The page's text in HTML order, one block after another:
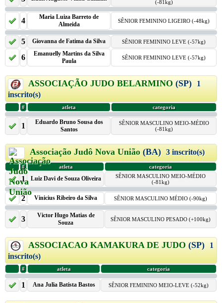
(-81kg)
4
Maria Luiza Barreto de
Almeida
SÊNIOR FEMININO LIGEIRO (-48kg)
5 Giovanna de Fatima da Silva SÊNIOR FEMININO LEVE (-57kg)
6
Emanuelly Martins da Silva
Paula
SÊNIOR FEMININO LEVE (-57kg)
ASSOCIAÇÃO JUDO BELARMINO (SP)
1
inscrito(s)
# atleta categoria
1
Eduardo Bruno Sousa dos
Santos
SÊNIOR MASCULINO MEIO-MÉDIO
(-81kg)
Associação Judô Nova União (BA) 3 inscrito(s)
# atleta categoria
1 Luiz Davi de Souza Oliveira
SÊNIOR MASCULINO MEIO-MÉDIO
(-81kg)
2 Vinicius Ribeiro da Silva SÊNIOR MASCULINO MÉDIO (-90kg)
3
Victor Hugo Matias de
Souza
SÊNIOR MASCULINO PESADO (+100kg)
ASSOCIACAO KAMAKURA DE JUDO (SP)
1
inscrito(s)
# atleta categoria
1 Ana Julia Batista Bastos SÊNIOR FEMININO MEIO-LEVE (-52kg)